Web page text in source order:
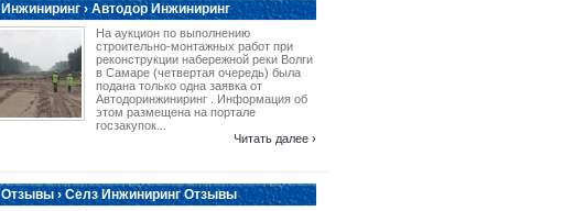
Инжиниринг › Автодор Инжиниринг
На аукцион по выполнению
строительно-монтажных работ при
реконструкции набережной реки Волги
в Самаре (четвертая очередь) была
подана только одна заявка от
Автодоринжиниринг . Информация об
этом размещена на портале
госзакупок...
Читать далее ›
Отзывы › Селз Инжиниринг Отзывы